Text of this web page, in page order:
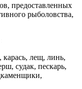
предоставленных
рыболовства,
лещ, линь,
судак, пескарь,